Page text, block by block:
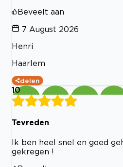
Beveelt aan
7 August 2026
Henri
Haarlem
delen
10
Tevreden
Ik ben heel snel en goed
gekregen !